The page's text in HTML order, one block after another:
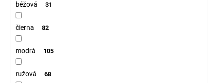
béžová 31
čierna 82
modrá 105
ružová 68